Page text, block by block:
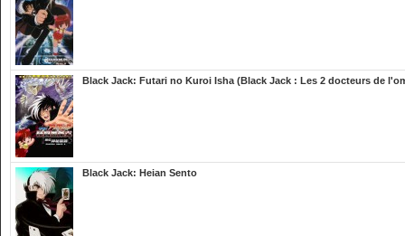
Black Jack: Futari no Kuroi Isha (Black Jack : Les 2 docteurs de
Black Jack: Heian Sento